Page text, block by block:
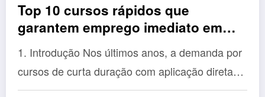
Top 10 cursos rápidos que
garantem emprego imediato em
Portugal
1. Introdução Nos últimos anos, a demanda por
cursos de curta duração com aplicação direta…